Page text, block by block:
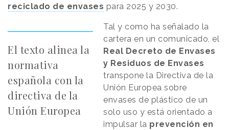
reciclado de envases para 2025 y 2030.
El texto alinea la
normativa
española con la
directiva de la
Unión Europea
Tal y como ha señalado la
cartera en un comunicado, el
Real Decreto de Envases
y Residuos de Envases
transpone la Directiva de la
Unión Europea sobre
envases de plástico de un
solo uso y está orientado a
impulsar la prevención en